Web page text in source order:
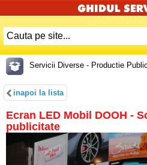
Servicii Diverse - Productie
inapoi la lista
Ecran LED Mobil DOOH -
publicitate